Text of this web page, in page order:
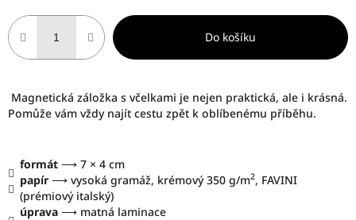
Do košíku
Magnetická záložka s včelkami je nejen praktická, ale i krásná.
Pomůže vám vždy najít cestu zpět k oblíbenému příběhu.
formát ⟶ 7 × 4 cm
papír ⟶ vysoká gramáž, krémový 350 g/m2, FAVINI
(prémiový italský)
úprava ⟶ matná laminace